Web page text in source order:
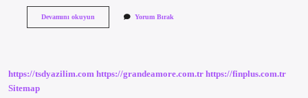
Devamını okuyunTelefona
Yorum Bırak
https://tsdyazilim.com https://grandeamore.com.tr https://finplus.com.tr
Sitemap